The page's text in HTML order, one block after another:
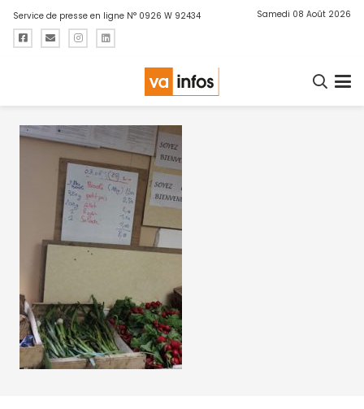
Service de presse en ligne N° 0926 W 92434 Samedi 08 Août 2026